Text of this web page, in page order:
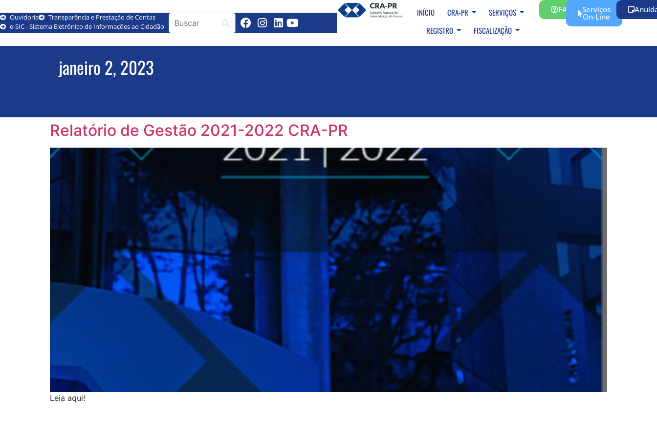
Ouvidoria
Transparência e Prestação de Contas
e-SIC - Sistema Eletrônico de Informações ao Cidadão
INÍCIO CRA-PR
SERVIÇOS
REGISTRO
FISCALIZAÇÃO
FAQ Serviços
On-Line
janeiro 2, 2023
Relatório de Gestão 2021-2022 CRA-PR
Leia aqui!